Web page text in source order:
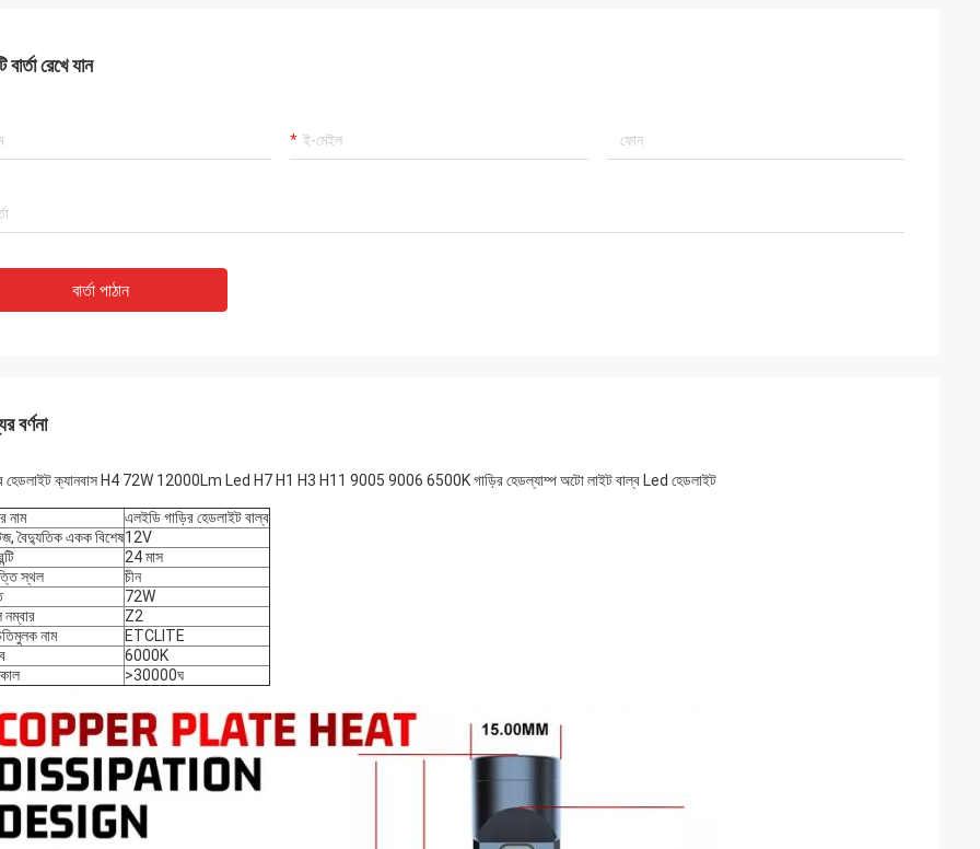
বার্তা রেখে যান
বার্তা পাঠান
বর্ণনা
হেডলাইট ক্যানবাস H4 72W 12000Lm Led H7 H1 H3 H11 9005 9006 6500K গাড়ির হেডল্যাম্প অটো লাইট বাল্ব Led হেডলাইট
নাম
এলইডি গাড়ির হেডলাইট বাল্ব
বৈদ্যুতিক একক বিশেষ12V
24 মাস
স্থল
চীন
72W
নম্বার
Z2
নাম
ETCLITE
6000K
>30000ঘ